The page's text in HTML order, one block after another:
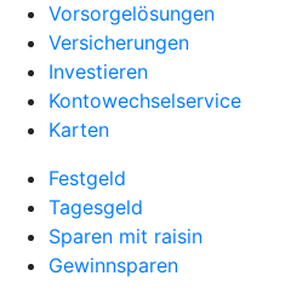
Vorsorgelösungen
Versicherungen
Investieren
Kontowechselservice
Karten
Festgeld
Tagesgeld
Sparen mit raisin
Gewinnsparen